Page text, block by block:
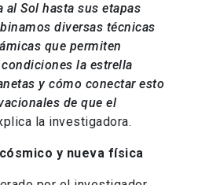
al Sol hasta sus etapas
diversas técnicas
que permiten
la estrella
y cómo conectar esto
de que el
la investigadora.
y nueva física